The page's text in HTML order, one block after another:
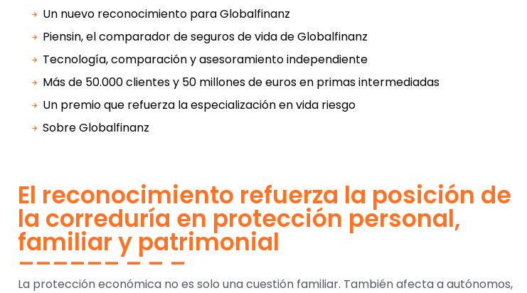
Un nuevo reconocimiento para Globalfinanz
Piensin, el comparador de seguros de vida de Globalfinanz
Tecnología, comparación y asesoramiento independiente
Más de 50.000 clientes y 50 millones de euros en primas intermediadas
Un premio que refuerza la especialización en vida riesgo
Sobre Globalfinanz
El reconocimiento refuerza la posición de
la correduría en protección personal,
familiar y patrimonial
La protección económica no es solo una cuestión familiar. También afecta a autónomos,